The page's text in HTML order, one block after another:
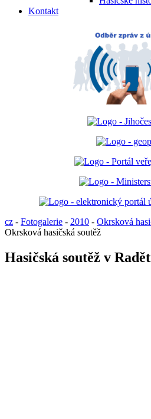
Kontakt
cz - Fotogalerie - 2010 - Okrsková
Okrsková hasičská soutěž
Hasičská soutěž v